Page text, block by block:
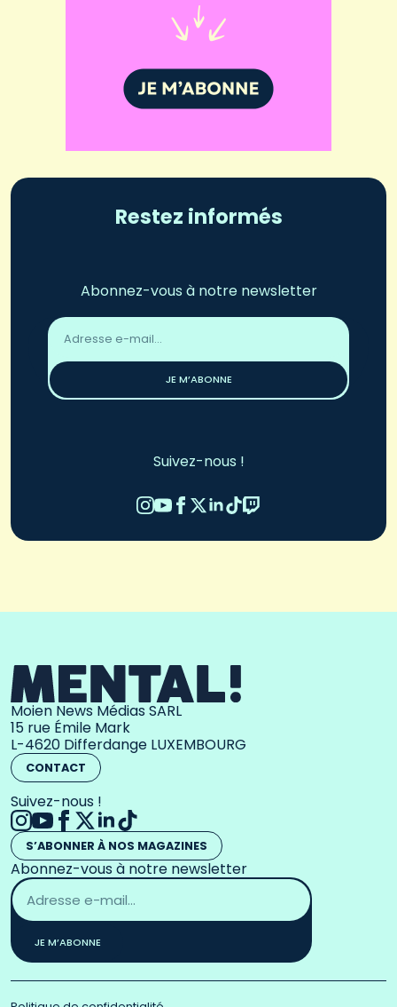
Restez informés
Abonnez-vous à notre newsletter
Adresse
email
JE M’ABONNE
Suivez-nous !
Moien News Médias SARL
15 rue Émile Mark
L-4620 Differdange LUXEMBOURG
CONTACT
Suivez-nous !
S’ABONNER À NOS MAGAZINES
Abonnez-vous à notre newsletter
Adresse
email
*
JE M’ABONNE